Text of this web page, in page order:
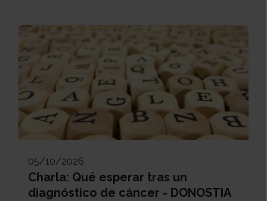
05/10/2026
Charla: Qué esperar tras un
diagnóstico de cáncer - DONOSTIA